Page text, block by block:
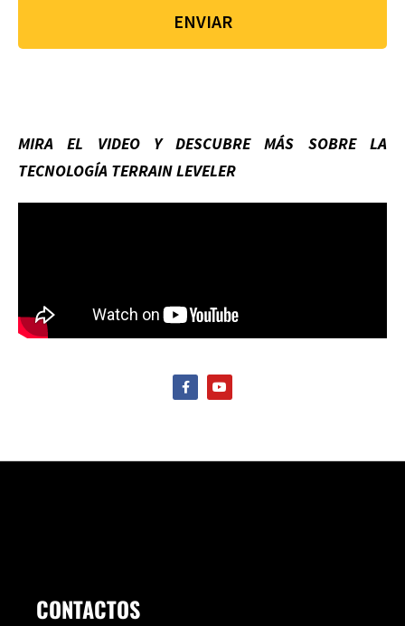
ENVIAR
MIRA EL VIDEO Y DESCUBRE MÁS SOBRE LA
TECNOLOGÍA TERRAIN LEVELER
F
a
c
Y
o
u
CONTACTOS